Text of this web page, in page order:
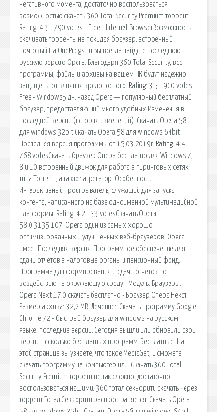
негативного момента, достаточно воспользоваться
возможностью скачать 360 Total Security Premium торрент.
Rating: 4.3 - 790 votes - Free - Internet BrowserВозможность
скачивать торренты не покидая браузер. встроенный
почтовый На OneProgs.ru Вы всегда найдете последнюю
русскую версию Opera. Благодаря 360 Total Security, все
программы, файлы и архивы на вашем ПК будут надежно
защищены от влияния вредоносного. Rating: 3.5 - 900 votes -
Free - Windows5 дн. назад Opera — популярный бесплатный
браузер, предоставляющий много удобных Изменения в
последней версии (история изменений). Скачать Opera 58
для windows 32bit Скачать Opera 58 для windows 64bit
Последняя версия программы от 15.03.2019г. Rating: 4.4 -
768 votesСкачать браузер Опера бесплатно для Windows 7,
8 и 10 встроенный движок для работа в пиринговых сетях
типа Torrent;; а также: агрегатор. Особенности.
Интерактивный проигрыватель, служащий для запуска
контента, написанного на базе одноименной мультимедийной
платформы. Rating: 4.2 - 33 votesСкачать Opera
58.0.3135.107. Opera один из самых хорошо
оптимизированных и улучшенных веб-браузеров. Opera
имеет Последняя версия. Программное обеспечение для
сдачи отчетов в налоговые органы и пенсионный фонд.
Программа для формирования и сдачи отчетов по
воздействию на окружающую среду - Модуль. Браузеры.
Opera Next 17.0 скачать бесплатно - Браузер Опера Некст.
Размер архива: 32,2 MB. Лечение:. Скачать программу Google
Chrome 72 - быстрый браузер для windows на русском
языке, последние версии. Сегодня вышли или обновили свои
версии несколько бесплатных программ. Бесплатные. На
этой странице вы узнаете, что такое MediaGet, и сможете
скачать программу на компьютер или. Скачать 360 Total
Security Premium торрент не так сложно, достаточно
воспользоваться нашими. 360 тотал секьюрити скачать через
торрент Тотал Секьюрити распространяется. Скачать Opera